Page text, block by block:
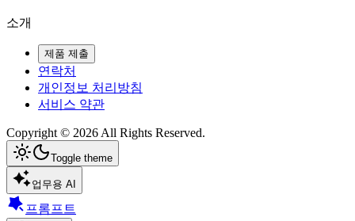
소개
제품 제출
연락처
개인정보 처리방침
서비스 약관
Copyright © 2026 All Rights Reserved.
Toggle theme
업무용 AI
프롬프트